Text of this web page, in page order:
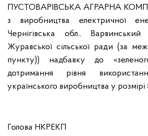
ПУСТОВАРІВСЬКА АГРАРНА
з виробництва електричної
Чернігівська обл.,
Журавської сільської ради (за
пункту)) надбавку до
дотримання рівня
українського виробництва у розмірі
Голова НКРЕКП